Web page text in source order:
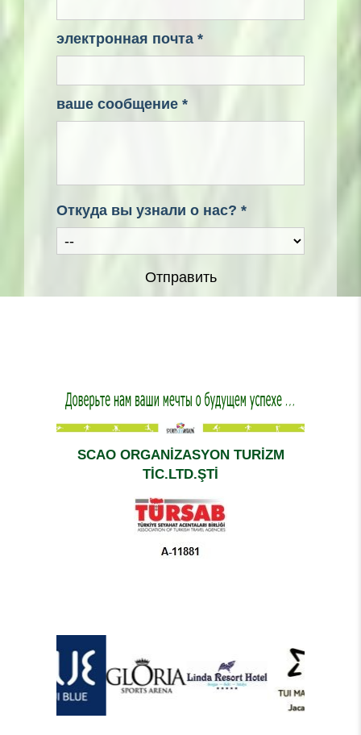
электронная почта *
ваше сообщение *
Откуда вы узнали о нас? *
Отправить
SCAO ORGANİZASYON TURİZM
TİC.LTD.ŞTİ